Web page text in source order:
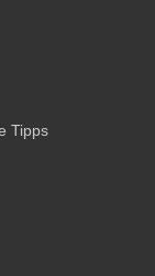
Tipps